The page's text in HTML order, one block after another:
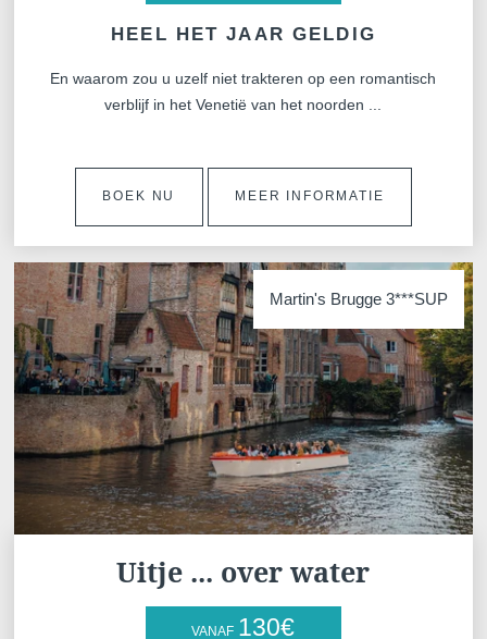
HEEL HET JAAR GELDIG
En waarom zou u uzelf niet trakteren op een romantisch
verblijf in het Venetië van het noorden ...
BOEK NU MEER INFORMATIE
Uitje ... over water
VANAF 130€
Martin's Brugge 3***SUP